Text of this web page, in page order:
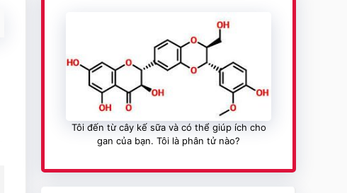
Tôi đến từ cây kế sữa và có thể giúp ích cho
gan của bạn. Tôi là phân tử nào?